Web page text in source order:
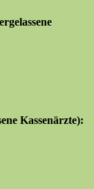
Kassenärzte):